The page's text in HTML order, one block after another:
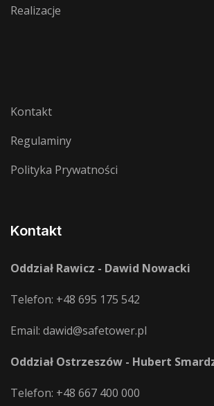
Realizacje
Kontakt
Regulaminy
Polityka Prywatności
Kontakt
Oddział Rawicz - Dawid Nowacki
Telefon: +48 695 175 542
Email: dawid@safetower.pl
Oddział Ostrzeszów - Hubert
Telefon: +48 667 400 000